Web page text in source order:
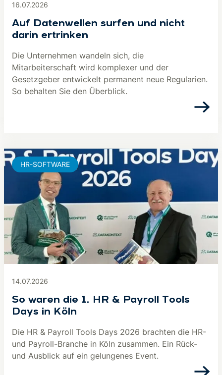
16.07.2026
Auf Datenwellen surfen und nicht
darin ertrinken
Die Unternehmen wandeln sich, die
Mitarbeiterschaft wird komplexer und der
Gesetzgeber entwickelt permanent neue Regularien.
So behalten Sie den Überblick.
14.07.2026
So waren die 1. HR & Payroll Tools
Days in Köln
Die HR & Payroll Tools Days 2026 brachten die HR-
und Payroll-Branche in Köln zusammen. Ein Rück-
und Ausblick auf ein gelungenes Event.
HR-SOFTWARE